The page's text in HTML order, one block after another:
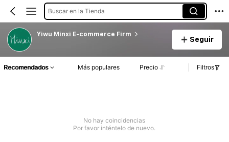
Buscar en la Tienda
Yiwu Minxi E-commerce Firm
Seguir
Recomendados Más populares Precio Filtros
No hay coincidencias
Por favor inténtelo de nuevo.